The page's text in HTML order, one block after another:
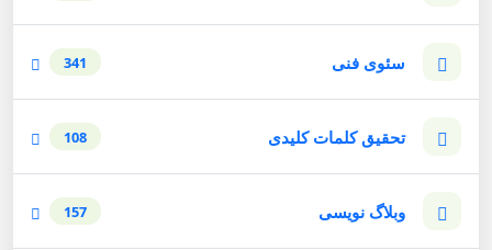
سئوی فنی 341
تحقیق کلمات کلیدی 108
وبلاگ نویسی 157